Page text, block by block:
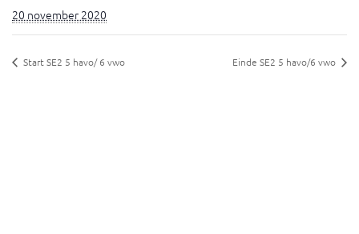
20 november 2020
Start SE2 5 havo/ 6 vwo Einde SE2 5 havo/6 vwo